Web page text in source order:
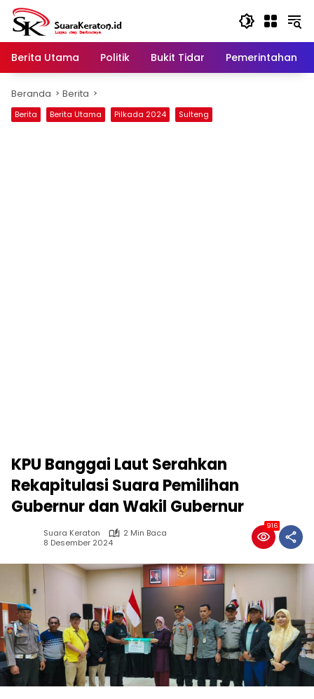
Langsung
konten
Berita Utama
Politik Bukit Tidar Pemerintahan
Beranda Berita
Berita Berita Utama Pilkada 2024 Sulteng
KPU Banggai Laut Serahkan
Rekapitulasi Suara Pemilihan
Gubernur dan Wakil Gubernur
Suara Keraton
2 Min Baca
8 Desember 2024
916